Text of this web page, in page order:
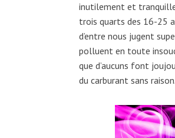
inutilement et
trois quarts des 16-25
d’entre nous jugent
polluent en toute
que d’aucuns font
du carburant sans raison.